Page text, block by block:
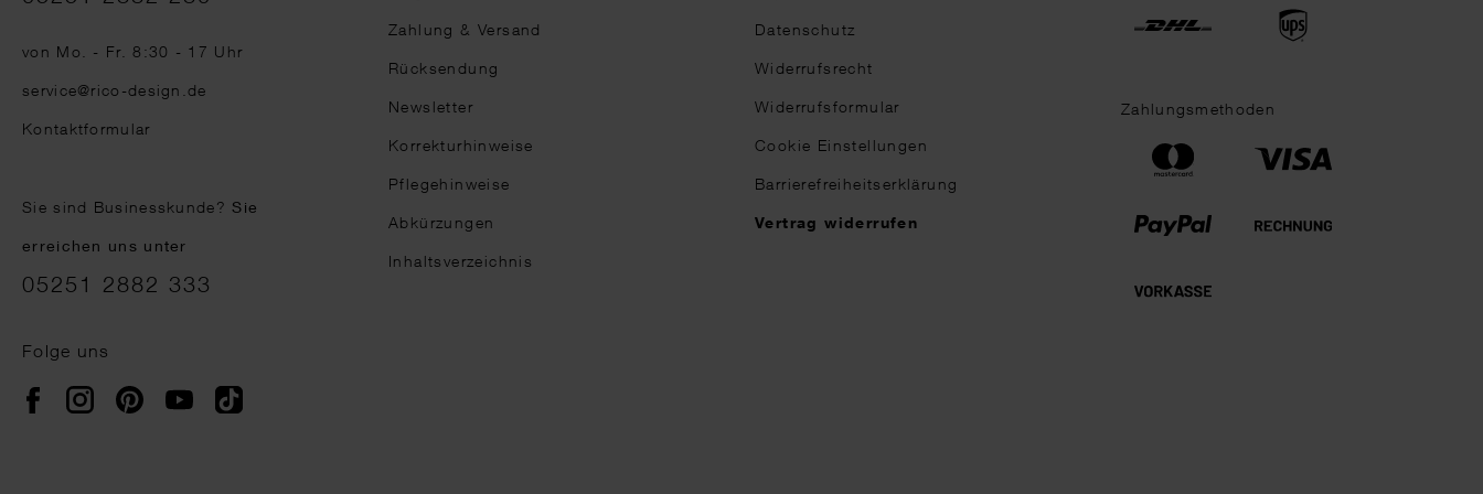
von Mo. - Fr. 8:30 - 17 Uhr
service@rico-design.de
Kontaktformular
Sie sind Businesskunde?Sie
erreichen uns unter
05251 2882 333
Folge uns
FacebookInstagramPinterestYouTubeTikTok
Zahlung & Versand
Rücksendung
Newsletter
Korrekturhinweise
Pflegehinweise
Abkürzungen
Inhaltsverzeichnis
Datenschutz
Widerrufsrecht
Widerrufsformular
Cookie Einstellungen
Barrierefreiheitserklärung
Vertrag widerrufen
Zahlungsmethoden